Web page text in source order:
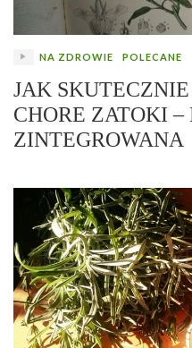
NA ZDROWIE POLECANE
JAK
CHORE ZATOKI –
ZINTEGROWANA